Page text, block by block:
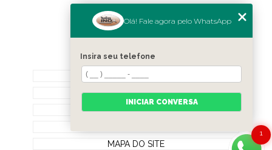
(11) 98189-1344
MENU
HOME
QUEM SOMOS
CONTATO
MAPA DO SITE
1
Olá! Fale agora pelo WhatsApp
Insira seu telefone
INICIAR CONVERSA